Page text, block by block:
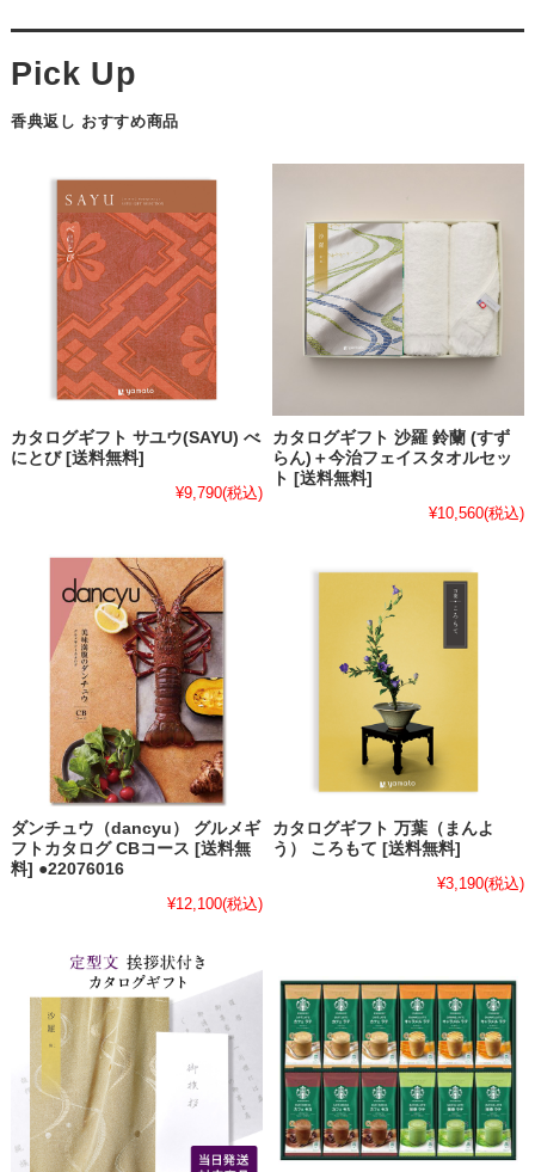
香典返し おすすめ商品
カタログギフト サユウ(SAYU) べ
にとび [送料無料]
¥9,790(税込)
カタログギフト 沙羅 鈴蘭 (すず
らん)＋今治フェイスタオルセッ
ト [送料無料]
¥10,560(税込)
ダンチュウ（dancyu） グルメギ
フトカタログ CBコース [送料無
料] ●22076016
¥12,100(税込)
カタログギフト 万葉（まんよ
う） ころもて [送料無料]
¥3,190(税込)